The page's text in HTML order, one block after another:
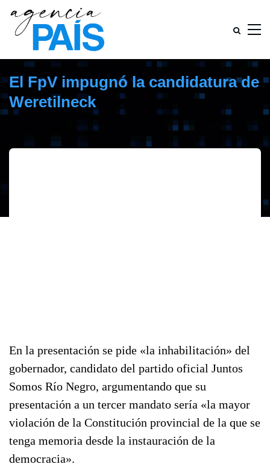
El FpV impugnó la candidatura de
Weretilneck
En la presentación se pide «la inhabilitación» del
gobernador, candidato del partido oficial Juntos
Somos Río Negro, argumentando que su
presentación a un tercer mandato sería «la mayor
violación de la Constitución provincial de la que se
tenga memoria desde la instauración de la
democracia».